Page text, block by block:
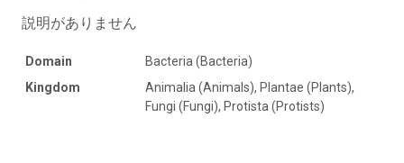
説明がありません
Domain
Bacteria (Bacteria)
Kingdom
Animalia (Animals), Plantae (Plants),
Fungi (Fungi), Protista (Protists)